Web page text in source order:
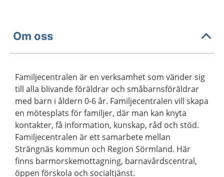
Om oss
Familjecentralen är en verksamhet som vänder sig
till alla blivande föräldrar och småbarnsföräldrar
med barn i åldern 0-6 år. Familjecentralen vill skapa
en mötesplats för familjer, där man kan knyta
kontakter, få information, kunskap, råd och stöd.
Familjecentralen är ett samarbete mellan
Strängnäs kommun och Region Sörmland. Här
finns barmorskemottagning, barnavårdscentral,
öppen förskola och socialtjänst.